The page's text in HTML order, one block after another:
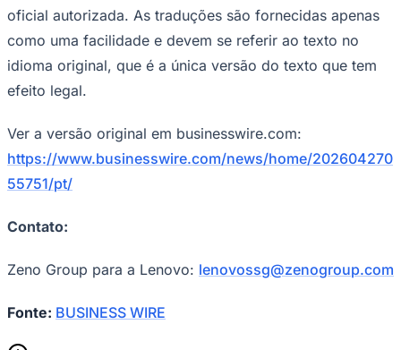
oficial autorizada. As traduções são fornecidas apenas
como uma facilidade e devem se referir ao texto no
idioma original, que é a única versão do texto que tem
efeito legal.
Ver a versão original em businesswire.com:
https://www.businesswire.com/news/home/202604270
55751/pt/
Contato:
Zeno Group para a Lenovo: lenovossg@zenogroup.com
Fonte: BUSINESS WIRE